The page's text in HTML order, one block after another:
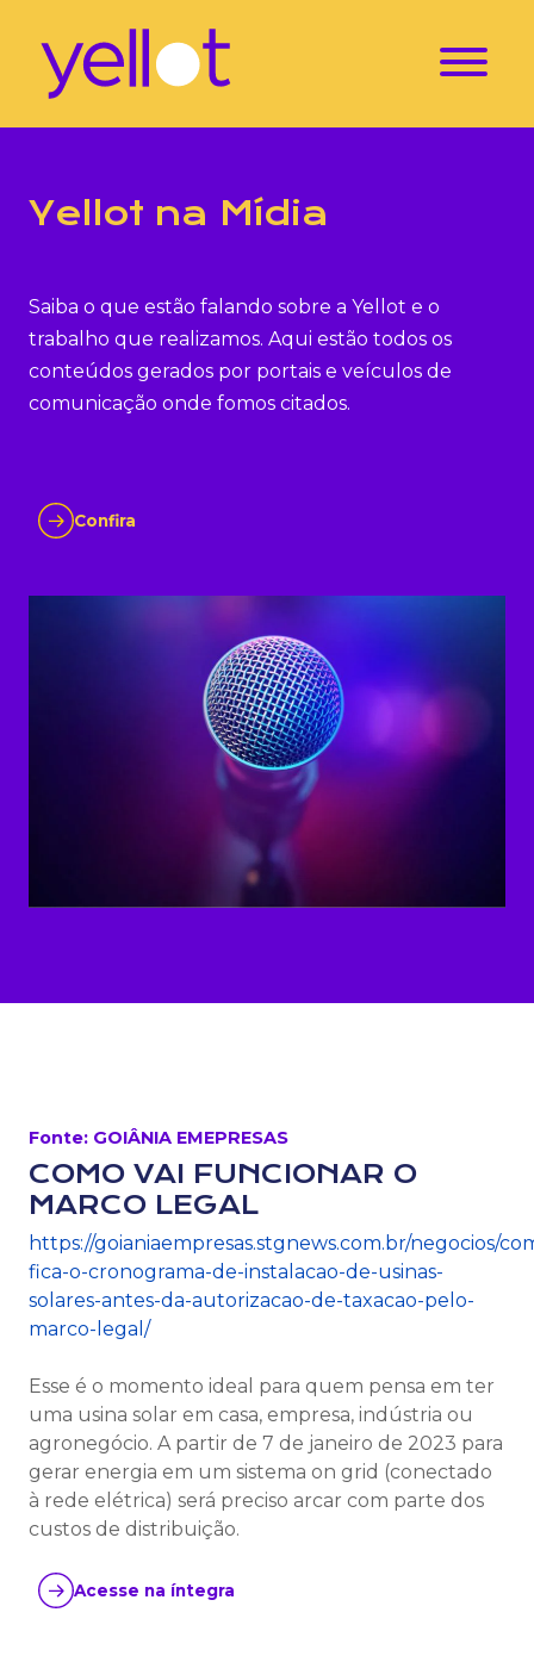
Yellot na Mídia
Saiba o que estão falando sobre a Yellot e o
trabalho que realizamos. Aqui estão todos os
conteúdos gerados por portais e veículos de
comunicação onde fomos citados.
Confira
Fonte: GOIÂNIA EMEPRESAS
COMO VAI FUNCIONAR O
MARCO LEGAL
https://goianiaempresas.stgnews.com.br/negocios/
fica-o-cronograma-de-instalacao-de-usinas-
solares-antes-da-autorizacao-de-taxacao-pelo-
marco-legal/
Esse é o momento ideal para quem pensa em ter
uma usina solar em casa, empresa, indústria ou
agronegócio. A partir de 7 de janeiro de 2023 para
gerar energia em um sistema on grid (conectado
à rede elétrica) será preciso arcar com parte dos
custos de distribuição.
Acesse na íntegra